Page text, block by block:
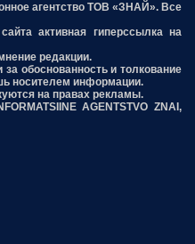
агентство ТОВ «ЗНАЙ». Все
активная гиперссылка на
редакции.
за обоснованность и толкование
носителем информации.
на правах рекламы.
AGENTSTVO ZNAI,